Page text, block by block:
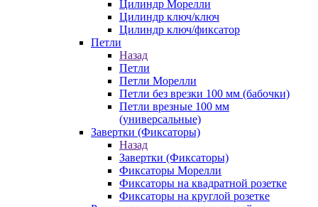
Цилиндр Морелли
Цилиндр ключ/ключ
Цилиндр ключ/фиксатор
Петли
Назад
Петли
Петли Морелли
Петли без врезки 100 мм (бабочки)
Петли врезные 100 мм
(универсальные)
Завертки (Фиксаторы)
Назад
Завертки (Фиксаторы)
Фиксаторы Морелли
Фиксаторы на квадратной розетке
Фиксаторы на круглой розетке